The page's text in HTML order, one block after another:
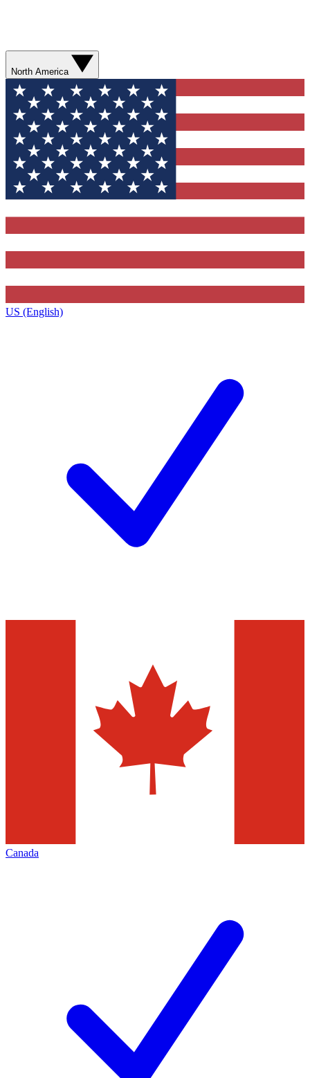
North America
US (English)
Canada